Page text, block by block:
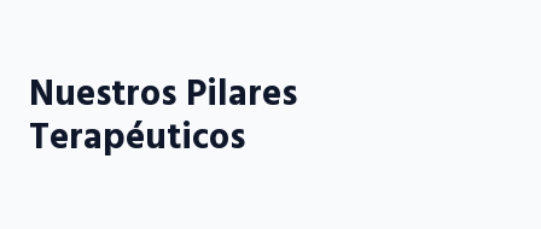
Nuestros Pilares
Terapéuticos